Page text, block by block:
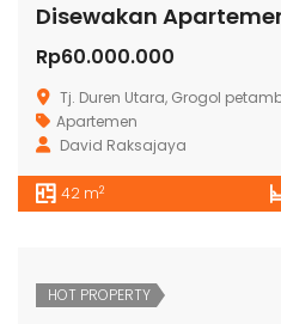
Rp60.000.000
Tj. Duren Utara, Grogol petamburan, Kota
Apartemen
David Raksajaya
42 m2
HOT PROPERTY